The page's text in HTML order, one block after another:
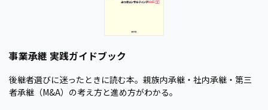
事業承継 実践ガイドブック
後継者選びに迷ったときに読む本。親族内承継・社内承継・第三
者承継（M&A）の考え方と進め方がわかる。